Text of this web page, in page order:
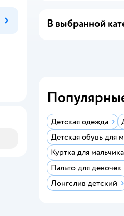
В выбранной
Детская одежда
Детская обувь для
Куртка для мальчика
Пальто для девочек
Лонгслив детский